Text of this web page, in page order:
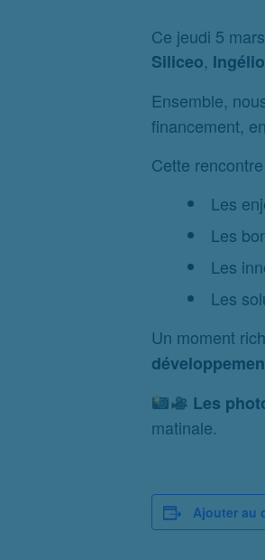
Ce jeudi 5
Siliceo,
Ensemble,
financement,
Cette
Les
Les
Les
Les
Un moment
Les
matinale.
Ajouter au